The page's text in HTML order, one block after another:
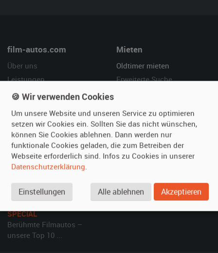
film-autos.com
Über uns
Leistungen
Referenzen
Mieten
Oldtimer mieten
Erweiterte Suche
Vermieten
Oldtimer anmelden
Fotos senden
Inserat verwalten
Hilfe
Häufige Fragen (FAQ)
So funktioniert's
SPECIAL
Berühmte Filmautos –
unsere Top 10 ...
🍪 Wir verwenden Cookies
Um unsere Website und unseren Service zu optimieren
setzen wir Cookies ein. Sollten Sie das nicht wünschen,
können Sie Cookies ablehnen. Dann werden nur
funktionale Cookies geladen, die zum Betreiben der
Webseite erforderlich sind. Infos zu Cookies in unserer
Datenschutzerklärung.
Einstellungen Alle ablehnen Akzeptieren